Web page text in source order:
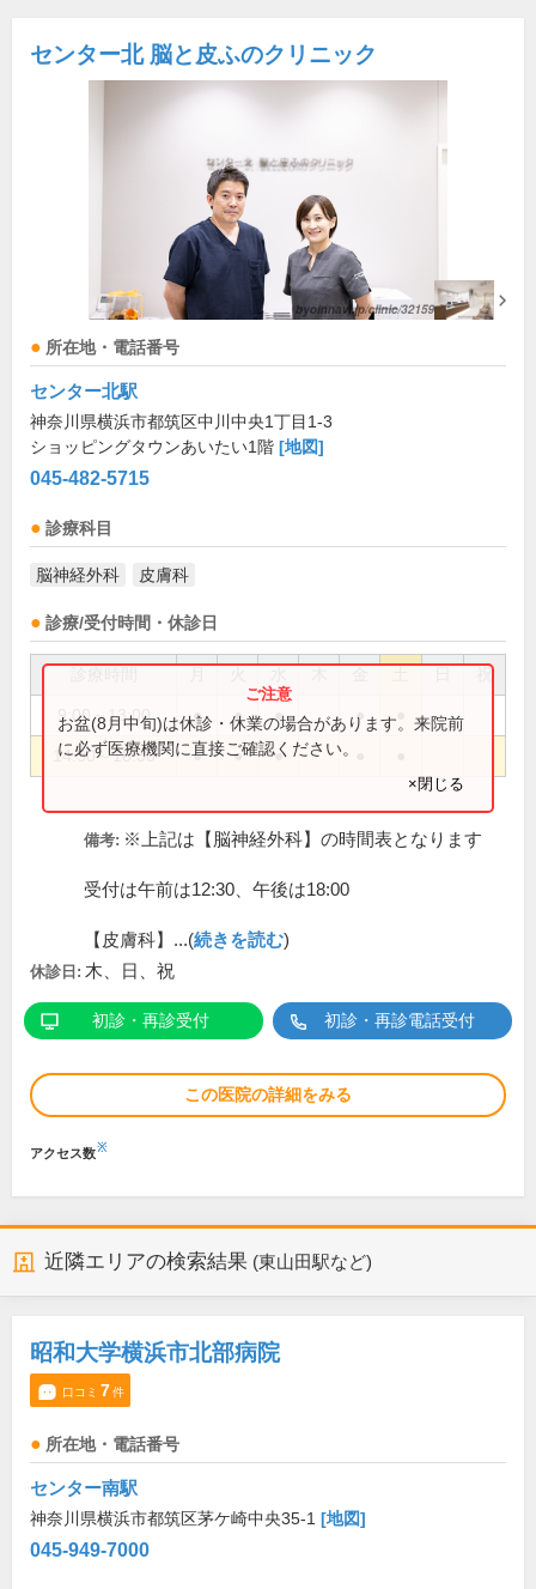
センター北 脳と皮ふのクリニック
所在地・電話番号
センター北駅
神奈川県横浜市都筑区中川中央1丁目1-3
ショッピングタウンあいたい1階 [地図]
045-482-5715
診療科目
脳神経外科 皮膚科
診療/受付時間・休診日
祝
9:00～13:00 ● ● ● ●
14:30～18:30 ● ● ●
お盆(8月中旬)は休診・休業の場合があります。来院前
に必ず医療機関に直接ご確認ください。
×閉じる
備考: ※上記は【脳神経外科】の時間表となります
受付は午前は12:30、午後は18:00
【皮膚科】...(続きを読む)
休診日: 木、日、祝
初診・再診受付 初診・再診電話受付
この医院の詳細をみる
アクセス数※
近隣エリアの検索結果 (東山田駅など)
昭和大学横浜市北部病院
口コミ 7件
所在地・電話番号
センター南駅
神奈川県横浜市都筑区茅ケ崎中央35-1 [地図]
045-949-7000